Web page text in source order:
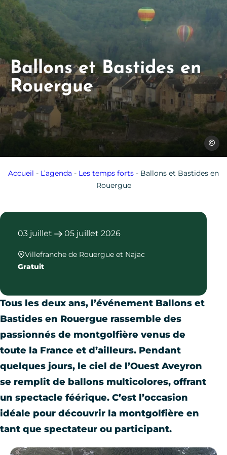
SPL
Ballons et Bastides en
Rouergue
Accueil - L’agenda - Les temps forts - Ballons et Bastides en
Rouergue
03 juillet 05 juillet 2026
Villefranche de Rouergue et Najac
Gratuit
Tous les deux ans, l’événement Ballons et
Bastides en Rouergue rassemble des
passionnés de montgolfière venus de
toute la France et d’ailleurs. Pendant
quelques jours, le ciel de l’Ouest Aveyron
se remplit de ballons multicolores, offrant
un spectacle féérique. C’est l’occasion
idéale pour découvrir la montgolfière en
tant que spectateur ou participant.